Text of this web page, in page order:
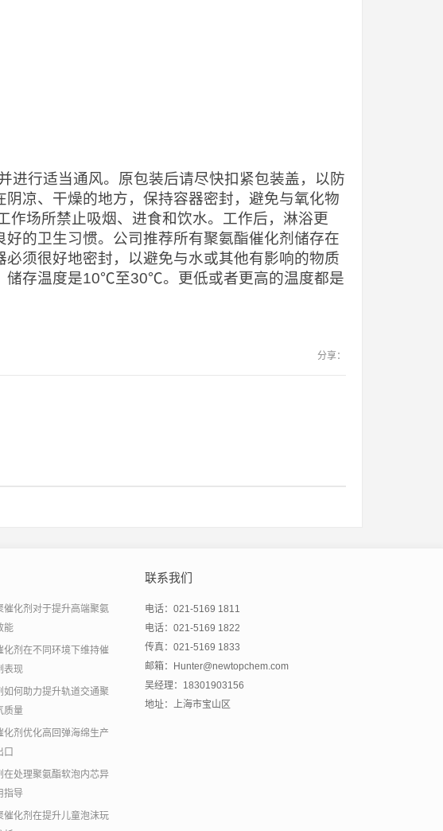
进行适当通风。原包装后请尽快扣紧包装盖，以防
凉、干燥的地方，保持容器密封，避免与氧化物
场所禁止吸烟、进食和饮水。工作后，淋浴更
的卫生习惯。公司推荐所有聚氨酯催化剂储存在
须很好地密封，以避免与水或其他有影响的物质
储存温度是10℃至30℃。更低或者更高的温度都是
分享：
催化剂对于提升高端聚氨
能
化剂在不同环境下维持催
表现
如何助力提升轨道交通聚
质量
剂优化高回弹海绵生产
口
在处理聚氨酯软泡内芯异
指导
催化剂在提升儿童泡沫玩
联系我们
电话：021-5169 1811
电话：021-5169 1822
传真：021-5169 1833
邮箱：Hunter@newtopchem.com
吴经理：18301903156
地址：上海市宝山区